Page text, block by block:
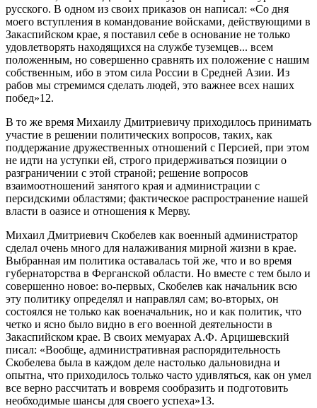
русского. В одном из своих приказов он написал: «Со дня
моего вступления в командование войсками, действующими в
Закаспийском крае, я поставил себе в основание не только
удовлетворять находящихся на службе туземцев... всем
положенным, но совершенно сравнять их положение с нашим
собственным, ибо в этом сила России в Средней Азии. Из
рабов мы стремимся сделать людей, это важнее всех наших
побед»12.
В то же время Михаилу Дмитриевичу приходилось принимать
участие в решении политических вопросов, таких, как
поддержание дружественных отношений с Персией, при этом
не идти на уступки ей, строго придерживаться позиции о
разграничении с этой страной; решение вопросов
взаимоотношений занятого края и администрации с
персидскими областями; фактическое распространение нашей
власти в оазисе и отношения к Мерву.
Михаил Дмитриевич Скобелев как военный администратор
сделал очень много для налаживания мирной жизни в крае.
Выбранная им политика оставалась той же, что и во время
губернаторства в Ферганской области. Но вместе с тем было и
совершенно новое: во-первых, Скобелев как начальник всю
эту политику определял и направлял сам; во-вторых, он
состоялся не только как военачальник, но и как политик, что
четко и ясно было видно в его военной деятельности в
Закаспийском крае. В своих мемуарах А.Ф. Арцишевский
писал: «Вообще, административная распорядительность
Скобелева была в каждом деле настолько дальновидна и
опытна, что приходилось только часто удивляться, как он умел
все верно рассчитать и вовремя сообразить и подготовить
необходимые шансы для своего успеха»13.